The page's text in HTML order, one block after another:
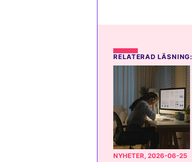
RELATERAD LÄSNING:
NYHETER, 2026-06-25